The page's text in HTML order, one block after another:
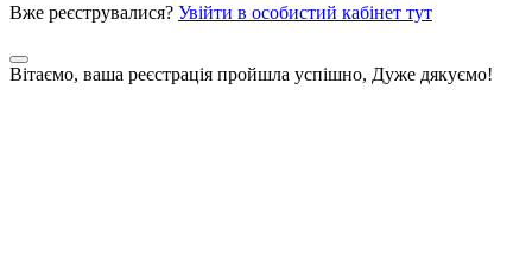
Вже реєструвалися? Увійти в особистий кабінет тут
Вітаємо, ваша реєстрація пройшла успішно, Дуже дякуємо!